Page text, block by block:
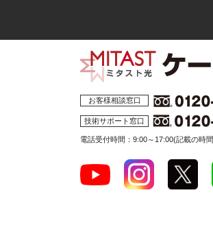
お客様相談窓口
技術サポート窓口
電話受付時間：9:00～17:00(記載の時